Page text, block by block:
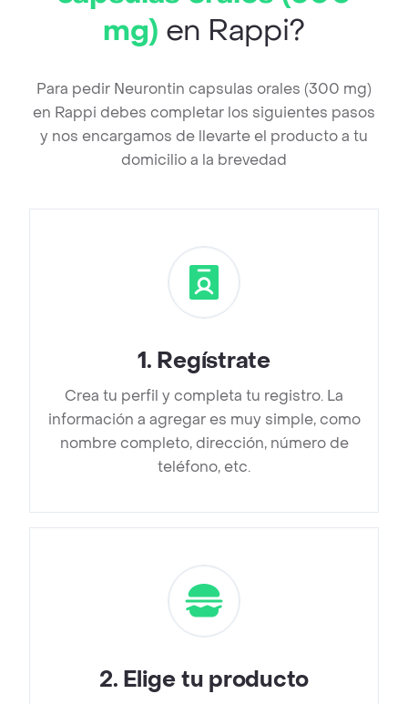
mg) en Rappi?
Para pedir Neurontin capsulas orales (300 mg)
en Rappi debes completar los siguientes pasos
y nos encargamos de llevarte el producto a tu
domicilio a la brevedad
1. Regístrate
Crea tu perfil y completa tu registro. La
información a agregar es muy simple, como
nombre completo, dirección, número de
teléfono, etc.
2. Elige tu producto